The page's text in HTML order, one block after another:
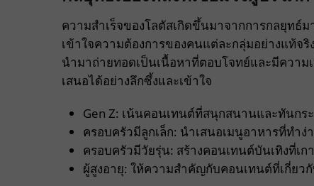
ความสำเร็จของโลตัสเกิดขึ้นมาจากการกลยุทธ์
เข้าใจความต้องการของคนแต่ละกลุ่มอย่างแท้จ
นำมาถ่ายทอดเป็นเนื้อหาที่ตอบโจทย์และมีความ
เสนอได้อย่างลึกซึ้งและเข้าใจ
Gen Z: เน้นคอนเทนต์ที่สนุกสนานและทันกร
ครอบครัวมีลูกเล็ก: นำเสนอเมนูอาหารที่ทำ
ครอบครัวมีวัยรุ่น: สร้างคอนเทนต์บันเทิงที่เ
ผู้สูงอายุ: ให้ความสำคัญกับคอนเทนต์ที่เกี่ย